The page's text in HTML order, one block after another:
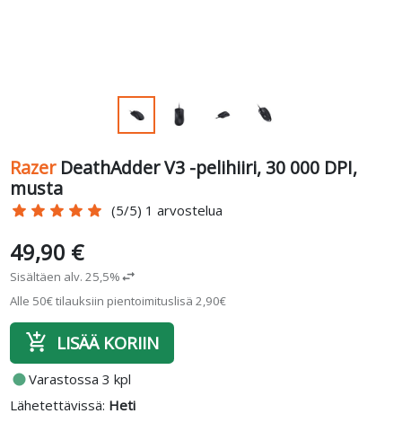
Razer DeathAdder V3 -pelihiiri, 30 000 DPI,
musta
star star star star star (5/5) 1 arvostelua
49,90 €
Sisältäen alv. 25,5%swap_horiz
Alle 50€ tilauksiin pientoimituslisä 2,90€
add_shopping_cart LISÄÄ KORIIN
fiber_manual_recordVarastossa 3 kpl
Lähetettävissä: Heti